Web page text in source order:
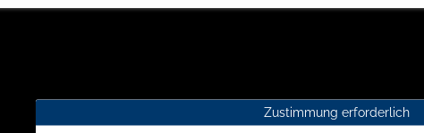
Zustimmung erforderlich